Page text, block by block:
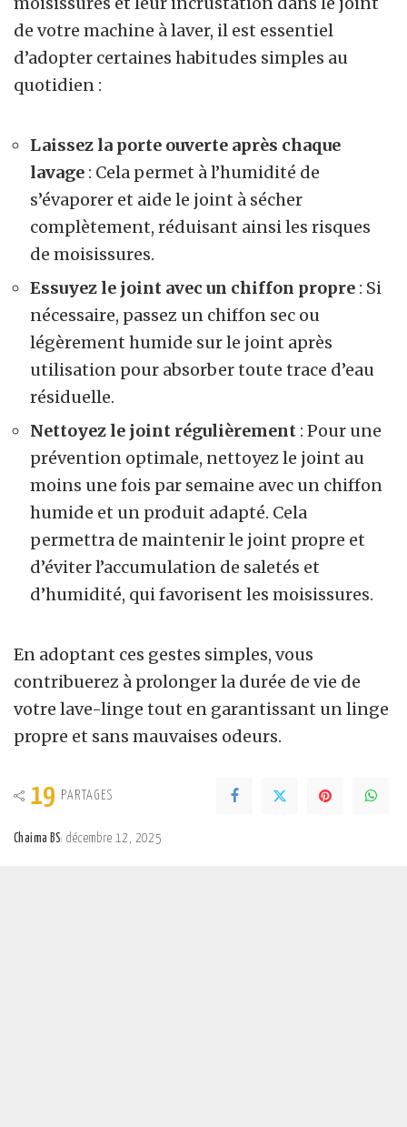
de votre machine à laver, il est essentiel
d’adopter certaines habitudes simples au
quotidien :
Laissez la porte ouverte après chaque
lavage : Cela permet à l’humidité de
s’évaporer et aide le joint à sécher
complètement, réduisant ainsi les risques
de moisissures.
Essuyez le joint avec un chiffon propre : Si
nécessaire, passez un chiffon sec ou
légèrement humide sur le joint après
utilisation pour absorber toute trace d’eau
résiduelle.
Nettoyez le joint régulièrement : Pour une
prévention optimale, nettoyez le joint au
moins une fois par semaine avec un chiffon
humide et un produit adapté. Cela
permettra de maintenir le joint propre et
d’éviter l’accumulation de saletés et
d’humidité, qui favorisent les moisissures.
En adoptant ces gestes simples, vous
contribuerez à prolonger la durée de vie de
votre lave-linge tout en garantissant un linge
propre et sans mauvaises odeurs.
19 PARTAGES
Chaima BS décembre 12, 2025